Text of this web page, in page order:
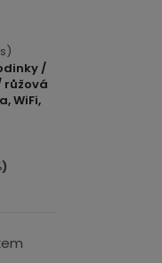
/
růžová
WiFi,